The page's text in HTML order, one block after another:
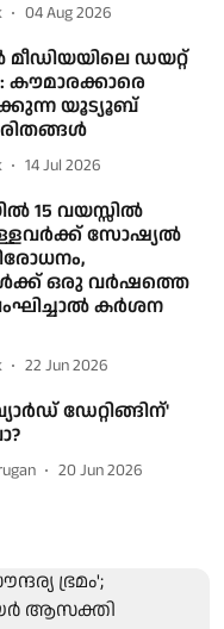
04 Aug 2026
ഡയറ്റ്
കൗമാരക്കാരെ
യൂട്യൂബ്
14 Jul 2026
15 വയസ്സിൽ
സോഷ്യൽ
ഒരു വർഷത്തെ
കർശന
22 Jun 2026
ഡേറ്റിങ്ങിന്'
20 Jun 2026